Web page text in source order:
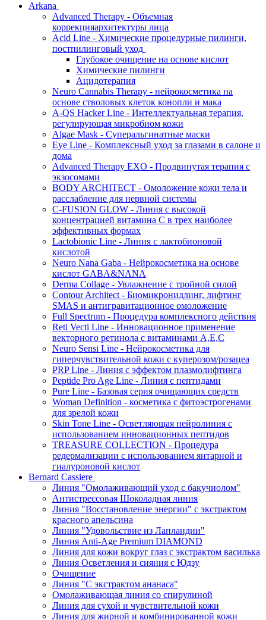
Arkana
Advanced Therapy - Объемная
коррекцияархитектуры лица
Acid Line - Химические процедурные пилинги,
постпилинговый уход
Глубокое очищение на основе кислот
Химические пилинги
Ацидотерапия
Neuro Cannabis Therapy - нейрокосметика на
основе стволовых клеток конопли и мака
A-QS Hacker Line - Интеллектуальная терапия,
регулирующая микробиом кожи
Algae Mask - Суперальгинатные маски
Eye Line - Комплексный уход за глазами в салоне и
дома
Advanced Therapy EXO - Продвинутая терапия с
экзосомами
BODY ARCHITECT - Омоложение кожи тела и
расслабление для нервной системы
C-FUSION GLOW - Линия с высокой
концентрацией витамина C в трех наиболее
эффективных формах
Lactobionic Line - Линия с лактобионовой
кислотой
Neuro Nana Gaba - Нейрокосметика на основе
кислот GABA&NANA
Derma Collage - Увлажнение с тройной силой
Contour Architect - Биомикронидлинг, лифтинг
SMAS и антигравитационное омоложение
Full Spectrum - Процедура комплексного действия
Reti Vecti Line - Инновационное применение
векторного ретинола с витаминами A,Е,С
Neuro Sensi Line - Нейрокосметика для
гиперчувствительной кожи с куперозом/розацеа
PRP Line - Линия с эффектом плазмолифтинга
Peptide Pro Age Line - Линия с пептидами
Pure Line - Базовая серия очищающих средств
Woman Definition - косметика с фитоэстрогенами
для зрелой кожи
Skin Tone Line - Осветляющая нейролиния с
использованием инновационных пептидов
TREASURE COLLECTION - Процедура
редермализации с использованием янтарной и
гиалуроновой кислот
Bernard Cassiere
Линия "Омолаживающий уход с бакучиолом"
Антистрессовая Шоколадная линия
Линия "Восстановление энергии" с экстрактом
красного апельсина
Линия "Удовольствие из Лапландии"
Линия Anti-Age Premium DIAMOND
Линия для кожи вокруг глаз с экстрактом василька
Линия Осветления и сияния с Юдзу
Очищение
Линия "С экстрактом ананаса"
Омолаживающая линия со спирулиной
Линия для сухой и чувствительной кожи
Линия для жирной и комбинированной кожи